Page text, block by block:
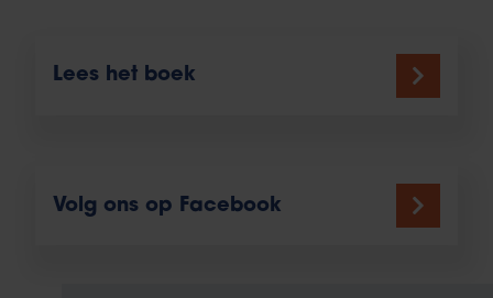
Lees het boek
Volg ons op Facebook